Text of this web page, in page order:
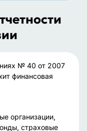
№ 40 от 2007
финансовая
организации,
страховые